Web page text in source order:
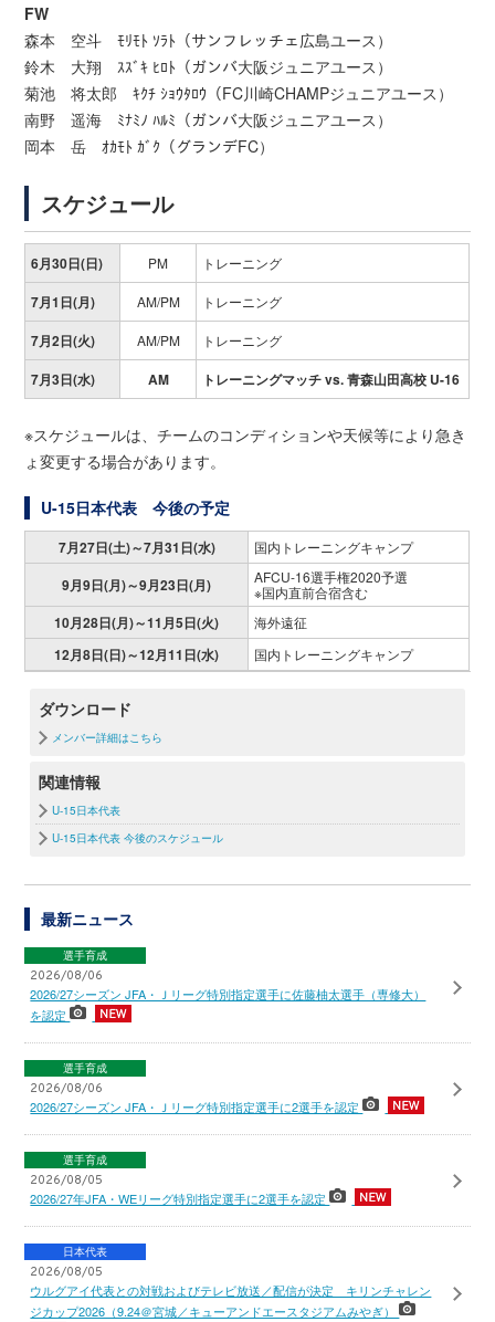
FW
森本 空斗 ﾓﾘﾓﾄ ｿﾗﾄ（サンフレッチェ広島ユース）
鈴木 大翔 ｽｽﾞｷ ﾋﾛﾄ（ガンバ大阪ジュニアユース）
菊池 将太郎 ｷｸﾁ ｼｮｳﾀﾛｳ（FC川崎CHAMPジュニアユース）
南野 遥海 ﾐﾅﾐﾉ ﾊﾙﾐ（ガンバ大阪ジュニアユース）
岡本 岳 ｵｶﾓﾄ ｶﾞｸ（グランデFC）
スケジュール
6月30日(日) PM トレーニング
7月1日(月) AM/PM トレーニング
7月2日(火) AM/PM トレーニング
7月3日(水) AM トレーニングマッチ vs. 青森山田高校 U-16
※スケジュールは、チームのコンディションや天候等により急き
ょ変更する場合があります。
U-15日本代表 今後の予定
7月27日(土)～7月31日(水) 国内トレーニングキャンプ
9月9日(月)～9月23日(月)
AFCU-16選手権2020予選
※国内直前合宿含む
10月28日(月)～11月5日(火) 海外遠征
12月8日(日)～12月11日(水) 国内トレーニングキャンプ
ダウンロード
メンバー詳細はこちら
関連情報
U-15日本代表
U-15日本代表 今後のスケジュール
最新ニュース
選手育成
2026/08/06
2026/27シーズン JFA・Ｊリーグ特別指定選手に佐藤柚太選手（専修大）
を認定
選手育成
2026/08/06
2026/27シーズン JFA・Ｊリーグ特別指定選手に2選手を認定
選手育成
2026/08/05
2026/27年JFA・WEリーグ特別指定選手に2選手を認定
日本代表
2026/08/05
ウルグアイ代表との対戦およびテレビ放送／配信が決定 キリンチャレン
ジカップ2026（9.24＠宮城／キューアンドエースタジアムみやぎ）